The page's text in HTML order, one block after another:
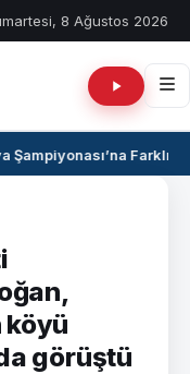
8 Ağustos 2026
Şampiyonası’na Farklı
köyü
görüştü